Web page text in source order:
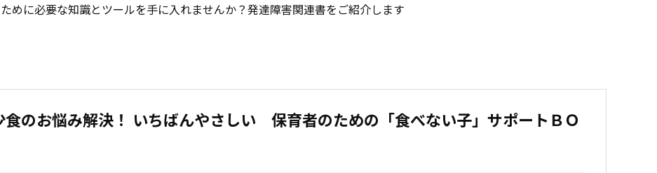
めに必要な知識とツールを手に入れませんか？発達障害関連書をご紹介します
食のお悩み解決！ いちばんやさしい 保育者のための「食べない子」サポートＢＯ